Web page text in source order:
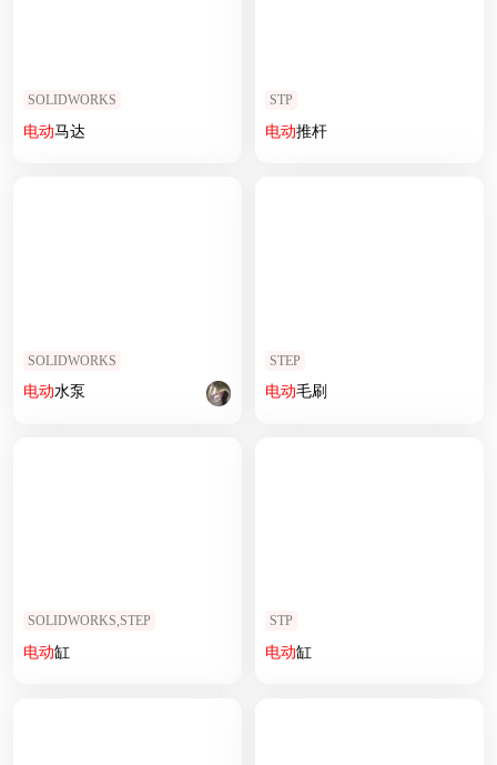
SOLIDWORKS
电动马达
STP
电动推杆
SOLIDWORKS
电动水泵
STEP
电动毛刷
SOLIDWORKS,STEP
电动缸
STP
电动缸